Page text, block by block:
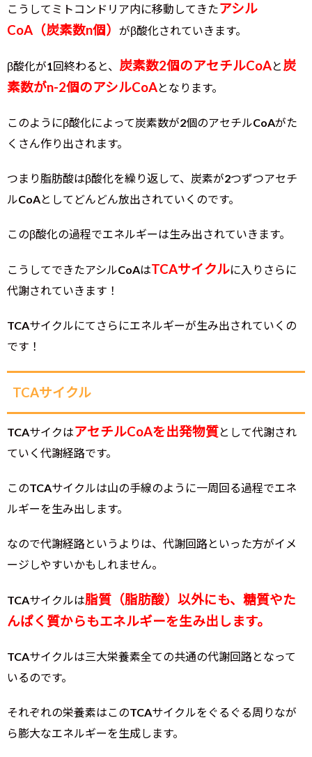
こうしてミトコンドリア内に移動してきたアシル
CoA（炭素数n個） がβ酸化されていきます。
β酸化が1回終わると、 炭素数2個のアセチルCoAと 炭
素数がn-2個のアシルCoAとなります。
このようにβ酸化によって炭素数が2個のアセチルCoAがた
くさん作り出されます。
つまり脂肪酸はβ酸化を繰り返して、炭素が2つずつアセチ
ルCoAとしてどんどん放出されていくのです。
このβ酸化の過程でエネルギーは生み出されていきます。
こうしてできたアシルCoAはTCAサイクルに入りさらに
代謝されていきます！
TCAサイクルにてさらにエネルギーが生み出されていくの
です！
TCAサイクル
TCAサイクはアセチルCoAを出発物質として代謝され
ていく代謝経路です。
このTCAサイクルは山の手線のように一周回る過程でエネ
ルギーを生み出します。
なので代謝経路というよりは、代謝回路といった方がイメ
ージしやすいかもしれません。
TCAサイクルは脂質（脂肪酸）以外にも、糖質やた
んぱく質からもエネルギーを生み出します。
TCAサイクルは三大栄養素全ての共通の代謝回路となって
いるのです。
それぞれの栄養素はこのTCAサイクルをぐるぐる周りなが
ら膨大なエネルギーを生成します。